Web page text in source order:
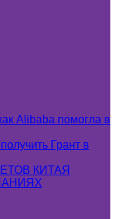
Alibaba помогла в
Грант в
КИТАЯ